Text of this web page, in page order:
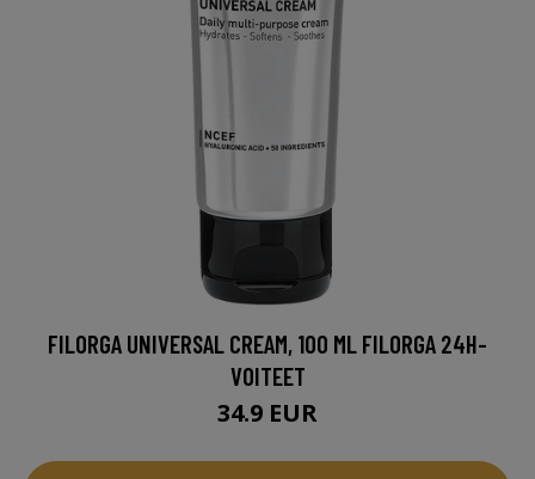
FILORGA UNIVERSAL CREAM, 100 ML FILORGA 24H-
VOITEET
34.9 EUR